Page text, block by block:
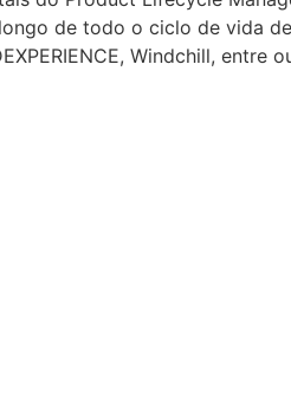
de todo o ciclo de vida
Windchill,